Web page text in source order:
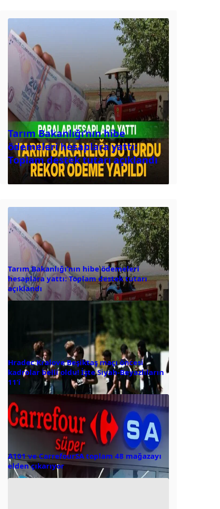
Tarım Bakanlığı’nın hibe
ödemeleri hesaplara yattı:
Toplam destek tutarı açıklandı
Tarım Bakanlığı’nın hibe ödemeleri
hesaplara yattı: Toplam destek tutarı
açıklandı
Hradec Kralove Beşiktaş maçı öncesi
kadrolar belli oldu! İşte Siyah-Beyazlıların
11’i
A101 ve CarrefourSA toplam 48 mağazayı
elden çıkarıyor